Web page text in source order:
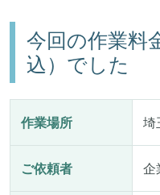
今回の作業料
込）でした
作業場所 埼
ご依頼者 企